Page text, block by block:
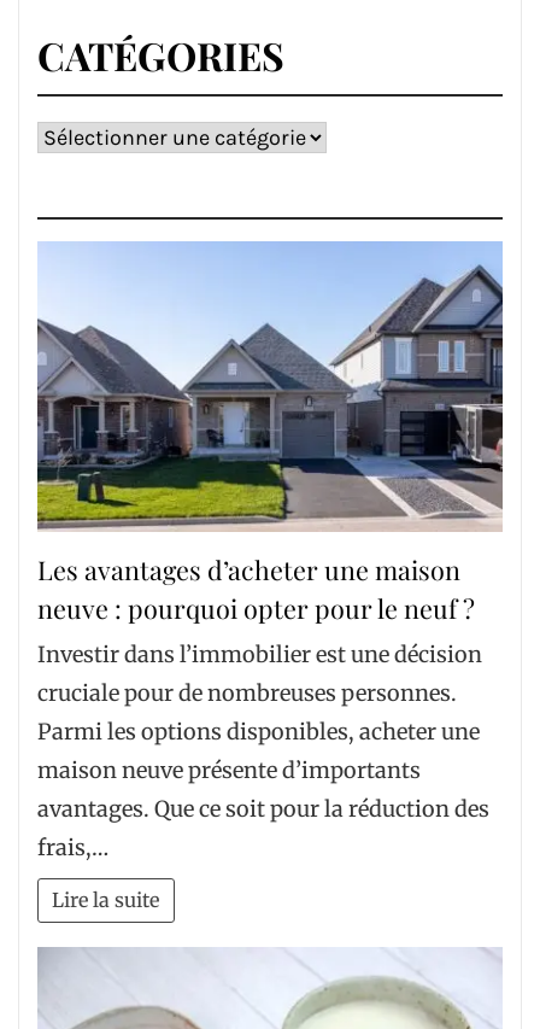
CATÉGORIES
Catégories
Les avantages d’acheter une maison
neuve : pourquoi opter pour le neuf ?
Investir dans l’immobilier est une décision
cruciale pour de nombreuses personnes.
Parmi les options disponibles, acheter une
maison neuve présente d’importants
avantages. Que ce soit pour la réduction des
frais,…
Lire la suite